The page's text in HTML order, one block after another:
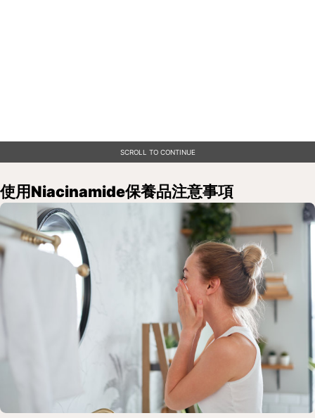
SCROLL TO CONTINUE
使用Niacinamide保養品注意事項